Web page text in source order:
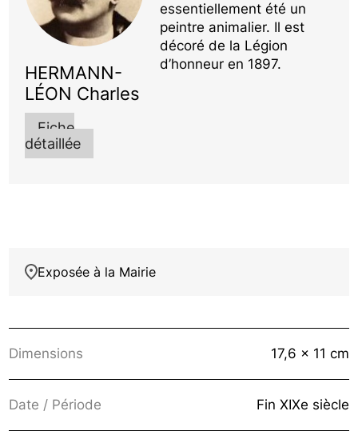
HERMANN-
LÉON Charles
Fiche
détaillée
essentiellement été un
peintre animalier. Il est
décoré de la Légion
d’honneur en 1897.
Exposée à la Mairie
Dimensions 17,6 x 11 cm
Date / Période Fin XIXe siècle